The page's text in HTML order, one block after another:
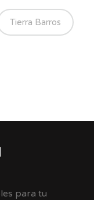
Tierra Barros
para tu